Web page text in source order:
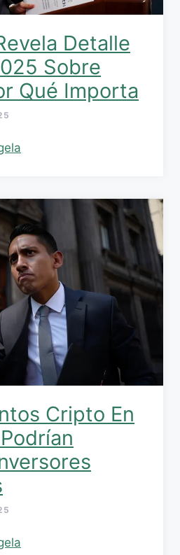
Detalle
Sobre
Qué Importa
Cripto En